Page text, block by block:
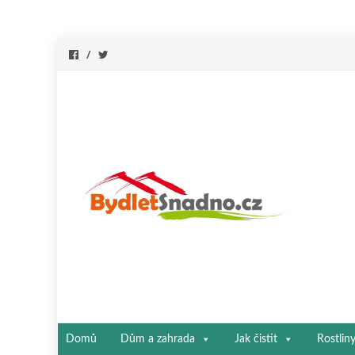
Přeskočit
Domů Dům a zahrada Jak čistit Rostliny